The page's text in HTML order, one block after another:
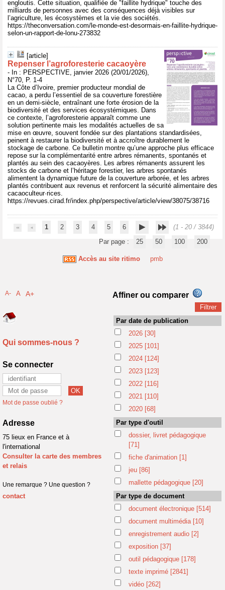
engloutis. Cette situation, qualifiée de "faillite hydrique" touche des
milliards de personnes avec des conséquences déjà visibles sur
l’agriculture, les écosystèmes et la vie des sociétés.
https://theconversation.com/le-monde-est-desormais-en-faillite-hydrique-
selon-un-rapport-de-lonu-273832
[article]
Repenser l’agroforesterie cacaoyère
- In : PERSPECTIVE, janvier 2026 (20/01/2026),
N°70, P. 1-4
La Côte d’Ivoire, premier producteur mondial de
cacao, a perdu l’essentiel de sa couverture forestière
en un demi-siècle, entraînant une forte érosion de la
biodiversité et des services écosystémiques. Dans
ce contexte, l’agroforesterie apparaît comme une
solution pertinente mais les modalités actuelles de sa
mise en œuvre, souvent fondée sur des plantations standardisées,
peinent à restaurer la biodiversité et à accroître durablement le
stockage de carbone. Ce bulletin montre qu’une approche plus efficace
repose sur la complémentarité entre arbres rémanents, spontanés et
plantés au sein des cacaoyères. Les arbres rémanents assurent les
stocks de carbone et l’héritage forestier, les arbres spontanés
alimentent la dynamique future de la couverture arborée, et les arbres
plantés contribuent aux revenus et renforcent la sécurité alimentaire des
cacaoculteur·rices.
https://revues.cirad.fr/index.php/perspective/article/view/38075/38716
1 2 3 4 5 6
(1 - 20 / 3844)
Par page :
25 50 100 200
Accès au site ritimo pmb
A- A A+
Qui sommes-nous ?
Se connecter
Mot de passe oublié ?
Adresse
75 lieux en France et à
l'international
Consulter la carte des membres
et relais
Une remarque ? Une question ?
contact
Affiner ou comparer
Par date de publication
2026 [30]
2025 [101]
2024 [124]
2023 [123]
2022 [116]
2021 [110]
2020 [68]
Par type d'outil
dossier, livret pédagogique
[71]
fiche d'animation [1]
jeu [86]
mallette pédagogique [20]
Par type de document
document électronique [514]
document multimédia [10]
enregistrement audio [2]
exposition [37]
outil pédagogique [178]
texte imprimé [2841]
vidéo [262]